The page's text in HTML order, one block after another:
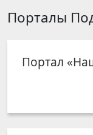
Порталы
Портал